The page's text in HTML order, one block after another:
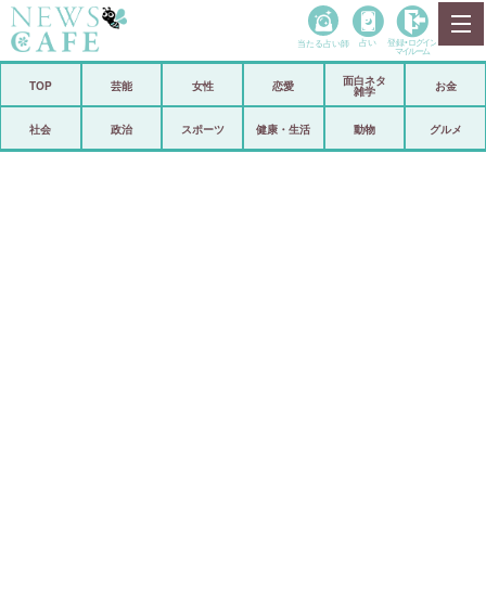
政治
当たる占い師 占い 登録• ログイン
マイルーム
TOP 芸能 女性 恋愛
面白ネタ
雑学
お金
社会 政治 スポーツ 健康・生活 動物 グルメ